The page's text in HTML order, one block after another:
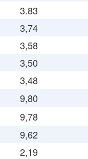
3.83
3,74
3,58
3,50
3,48
9,80
9,78
9,62
2,19